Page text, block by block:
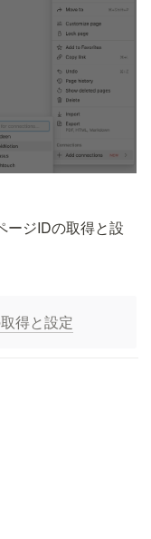
ージIDの取得と設
得と設定